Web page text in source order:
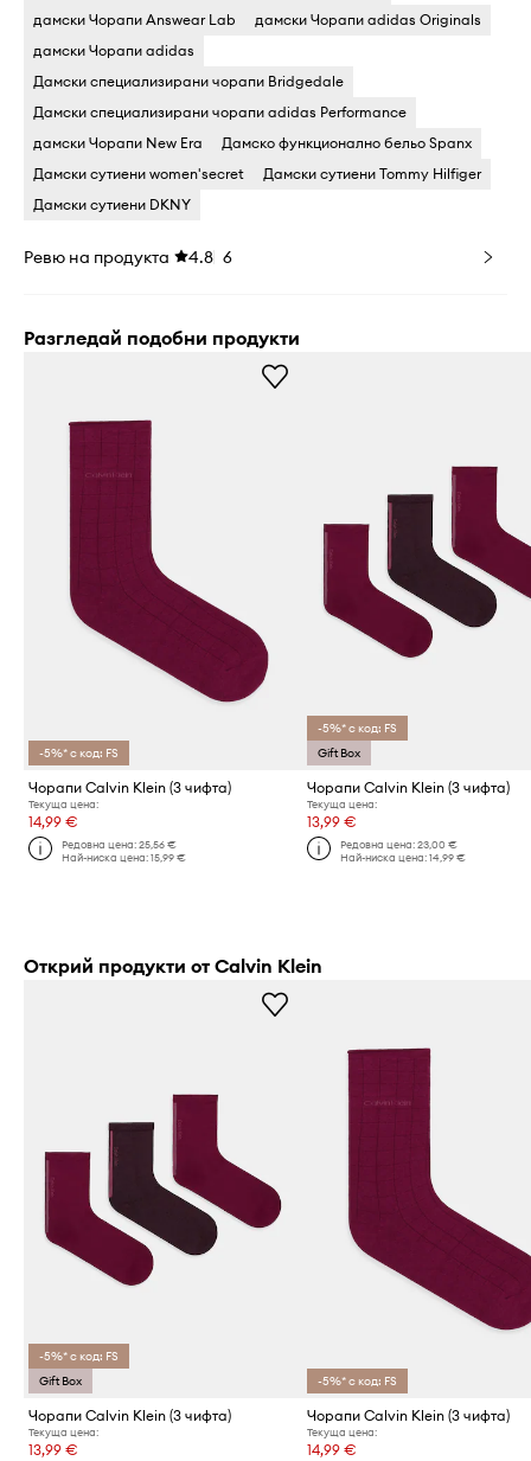
дамски Чорапи Answear Lab
дамски Чорапи adidas Originals
дамски Чорапи adidas
Дамски специализирани чорапи Bridgedale
Дамски специализирани чорапи adidas Performance
дамски Чорапи New Era
Дамско функционално бельо Spanx
Дамски сутиени women'secret
Дамски сутиени Tommy Hilfiger
Дамски сутиени DKNY
Ревю на продукта 4.8 6
Разгледай подобни продукти
-5%* с код: FS
Чорапи Calvin Klein (3 чифта)
Текуща цена:
14,99 €
Редовна цена:25,56 €
Най-ниска цена:15,99 €
-5%* с код: FS
Gift Box
Чорапи Calvin Klein (3 чифта)
Текуща цена:
13,99 €
Редовна цена: 23,00 €
Най-ниска цена: 14,99 €
Открий продукти от Calvin Klein
-5%* с код: FS
Gift Box
Чорапи Calvin Klein (3 чифта)
Текуща цена:
13,99 €
-5%* с код: FS
Чорапи Calvin Klein (3 чифта)
Текуща цена:
14,99 €